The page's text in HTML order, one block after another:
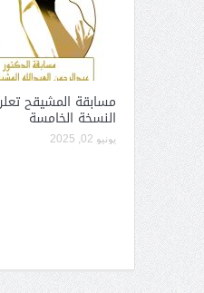
مسابقة المشيقح
النسخة الخامسة
يونيو 02, 2025
انعقاد ملتقى (الوطن